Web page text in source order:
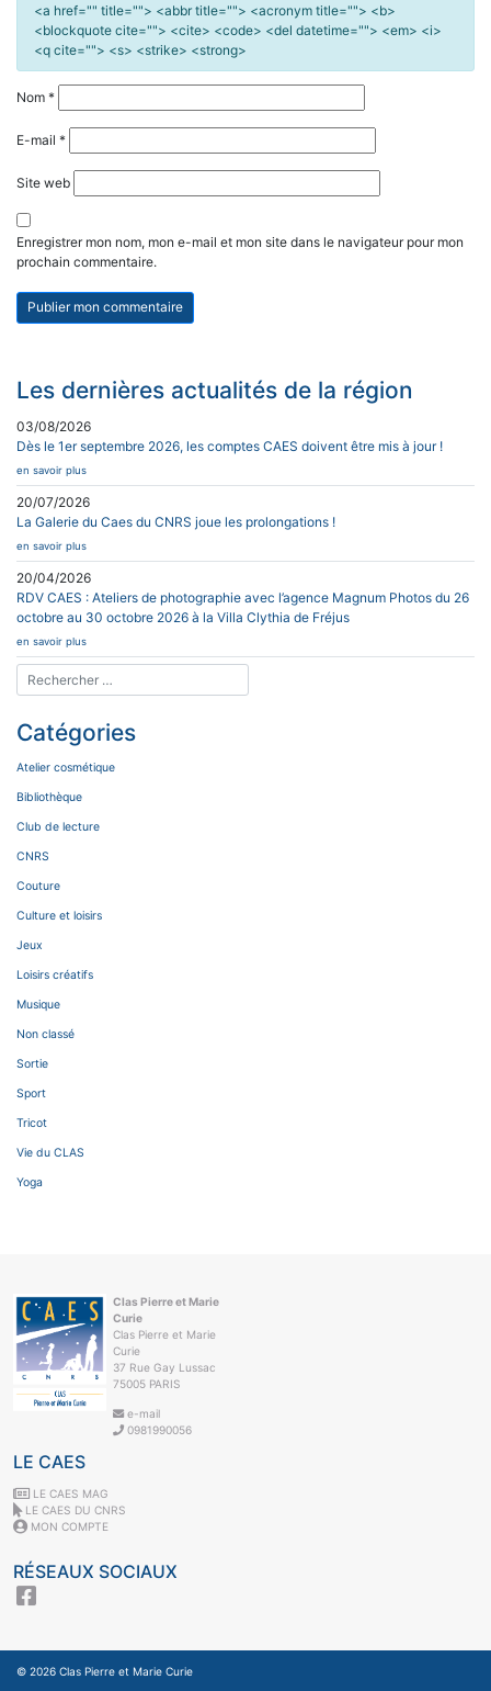
<a href="" title=""> <abbr title=""> <acronym title=""> <b>
<blockquote cite=""> <cite> <code> <del datetime=""> <em> <i>
<q cite=""> <s> <strike> <strong>
Nom *
E-mail *
Site web
Enregistrer mon nom, mon e-mail et mon site dans le navigateur pour mon
prochain commentaire.
Les dernières actualités de la région
03/08/2026
Dès le 1er septembre 2026, les comptes CAES doivent être mis à jour !
en savoir plus
20/07/2026
La Galerie du Caes du CNRS joue les prolongations !
en savoir plus
20/04/2026
RDV CAES : Ateliers de photographie avec l’agence Magnum Photos du 26
octobre au 30 octobre 2026 à la Villa Clythia de Fréjus
en savoir plus
Catégories
Atelier cosmétique
Bibliothèque
Club de lecture
CNRS
Couture
Culture et loisirs
Jeux
Loisirs créatifs
Musique
Non classé
Sortie
Sport
Tricot
Vie du CLAS
Yoga
Clas Pierre et Marie
Curie
Clas Pierre et Marie
Curie
37 Rue Gay Lussac
75005 PARIS
e-mail
0981990056
LE CAES
LE CAES MAG
LE CAES DU CNRS
MON COMPTE
RÉSEAUX SOCIAUX
© 2026 Clas Pierre et Marie Curie